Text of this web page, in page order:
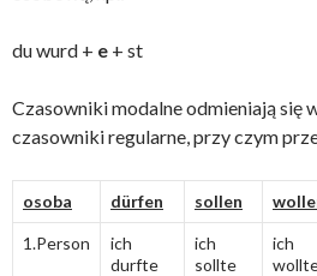
du wurd + e + st
Czasowniki modalne odmieniają się
czasowniki regularne, przy czym
osoba dürfen sollen
1.Person
ich
durfte
ich
sollte
ich